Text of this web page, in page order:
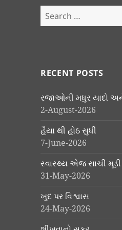
Search
for:
RECENT POSTS
રજાઓની મધુર યાદો
2-August-2026
હૈયા થી હોઠ સુધી
7-June-2026
સ્વાસ્થ્ય એજ સાચી મૂડી
31-May-2026
ખુદ પર વિશ્વાસ
24-May-2026